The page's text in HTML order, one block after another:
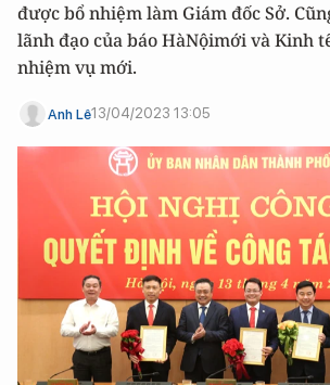
được bổ nhiệm làm Giám đốc Sở.
lãnh đạo của báo HàNộimới và Kinh
nhiệm vụ mới.
Anh Lê13/04/2023 13:05